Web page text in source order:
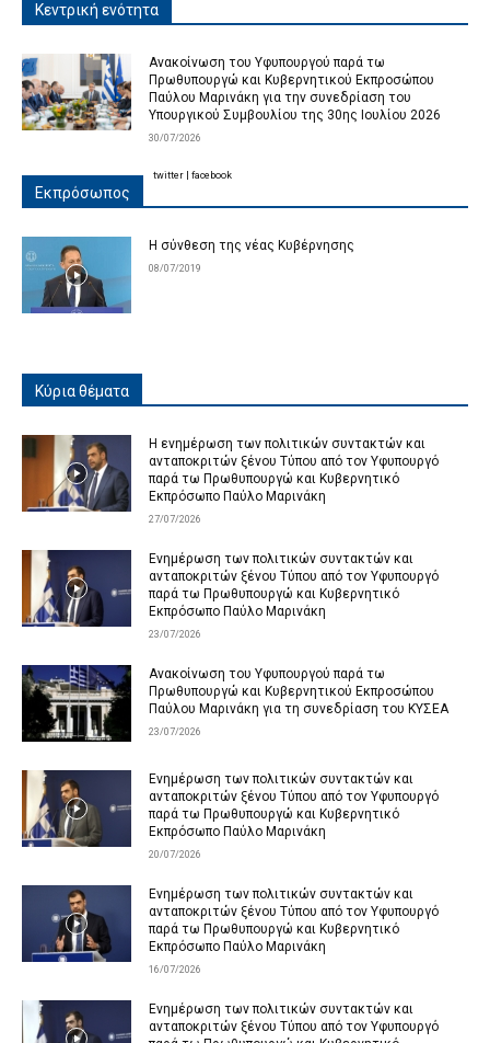
Κεντρική ενότητα
Ανακοίνωση του Υφυπουργού παρά τω
Πρωθυπουργώ και Κυβερνητικού Εκπροσώπου
Παύλου Μαρινάκη για την συνεδρίαση του
Υπουργικού Συμβουλίου της 30ης Ιουλίου 2026
30/07/2026
Εκπρόσωπος
Η σύνθεση της νέας Κυβέρνησης
08/07/2019
twitter facebook
Κύρια θέματα
Η ενημέρωση των πολιτικών συντακτών και
ανταποκριτών ξένου Τύπου από τον Υφυπουργό
παρά τω Πρωθυπουργώ και Κυβερνητικό
Εκπρόσωπο Παύλο Μαρινάκη
27/07/2026
Ενημέρωση των πολιτικών συντακτών και
ανταποκριτών ξένου Τύπου από τον Υφυπουργό
παρά τω Πρωθυπουργώ και Κυβερνητικό
Εκπρόσωπο Παύλο Μαρινάκη
23/07/2026
Ανακοίνωση του Υφυπουργού παρά τω
Πρωθυπουργώ και Κυβερνητικού Εκπροσώπου
Παύλου Μαρινάκη για τη συνεδρίαση του ΚΥΣΕΑ
23/07/2026
Ενημέρωση των πολιτικών συντακτών και
ανταποκριτών ξένου Τύπου από τον Υφυπουργό
παρά τω Πρωθυπουργώ και Κυβερνητικό
Εκπρόσωπο Παύλο Μαρινάκη
20/07/2026
Ενημέρωση των πολιτικών συντακτών και
ανταποκριτών ξένου Τύπου από τον Υφυπουργό
παρά τω Πρωθυπουργώ και Κυβερνητικό
Εκπρόσωπο Παύλο Μαρινάκη
16/07/2026
Ενημέρωση των πολιτικών συντακτών και
ανταποκριτών ξένου Τύπου από τον Υφυπουργό